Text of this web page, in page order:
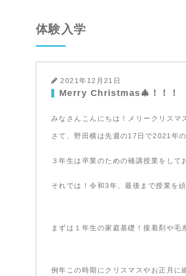
体験入学
2021年12月21日
Merry Christmas🎄！！！
みなさんこんにちは！メリークリスマ
さて、野田横は先週の17日で2021年
３年生は卒業のための補講授業をして
それでは！令和3年、最後まで授業を
まずは１年生の家庭基礎！接着剤や
例年この時期にクリスマスやお正月に